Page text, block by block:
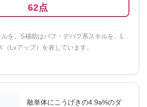
62点
を、S補助はバフ・デバフ系スキルを、L
Lvアップ）を表しています。
敵単体にこうげきの4.9a%のダ